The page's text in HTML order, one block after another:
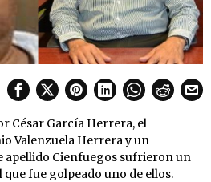
César García Herrera, el
Valenzuela Herrera y un
apellido Cienfuegos sufrieron un
fue golpeado uno de ellos.